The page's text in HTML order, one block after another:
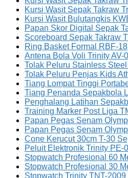
Kursi Wasit Sepak Takraw
Kursi Wasit Bulutangkis
Papan Skor Digital Sepak
Scoreboard Sepak Takraw
Ring Basket Formal RBF-18
Antena Bola Voli Trinity AV-
Tolak Peluru Stainless
Tolak Peluru Penjas Kids
Tiang Lompat Tinggi
Tiang Penanda Sepakbola
Penghalang Latihan
Training Marker Post Liga
Papan Pegas Senam
Papan Pegas Senam
Cone Kerucut 30cm T-30
Peluit Elektronik Trinity PE-
Stopwatch Profesional 60
Stopwatch Profesional 30
Stopwatch Trinity TNT-2009